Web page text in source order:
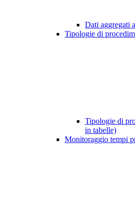
Dati aggregati
Tipologie di
Tipologie di
in tabelle)
Monitoraggio tempi